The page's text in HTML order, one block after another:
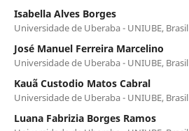
Isabella Alves Borges
Universidade de Uberaba - UNIUBE, Brasil
José Manuel Ferreira Marcelino
Universidade de Uberaba - UNIUBE, Brasil
Kauã Custodio Matos Cabral
Universidade de Uberaba - UNIUBE, Brasil
Luana Fabrizia Borges Ramos